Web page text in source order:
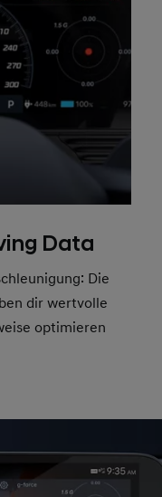
Data
Die
dir wertvolle
optimieren